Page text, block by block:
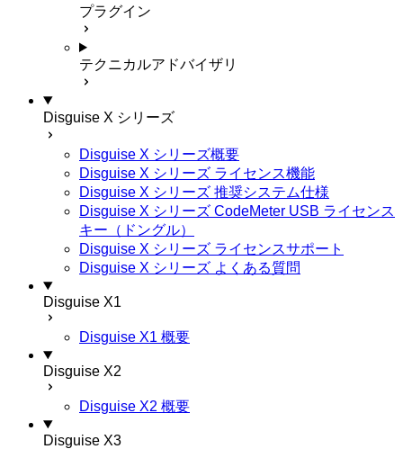
プラグイン
テクニカルアドバイザリ
Disguise X シリーズ
Disguise X シリーズ概要
Disguise X シリーズ ライセンス機能
Disguise X シリーズ 推奨システム仕様
Disguise X シリーズ CodeMeter USB ライセンス
キー（ドングル）
Disguise X シリーズ ライセンスサポート
Disguise X シリーズ よくある質問
Disguise X1
Disguise X1 概要
Disguise X2
Disguise X2 概要
Disguise X3